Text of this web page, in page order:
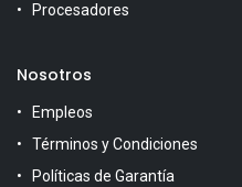
Procesadores
Nosotros
Empleos
Términos y Condiciones
Políticas de Garantía